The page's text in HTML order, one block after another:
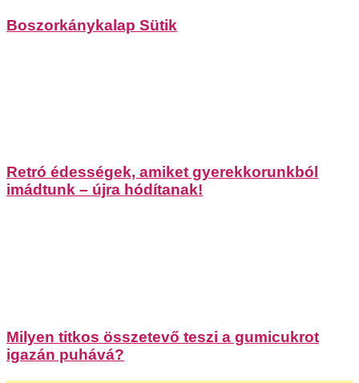
Boszorkánykalap Sütik
Retró édességek, amiket gyerekkorunkból
imádtunk – újra hódítanak!
Milyen titkos összetevő teszi a gumicukrot
igazán puhává?